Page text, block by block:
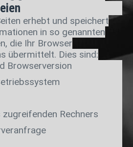
erhebt und speichert
in so genannten
die Ihr Browser
übermittelt. Dies sind:
Browserversion
Rechners